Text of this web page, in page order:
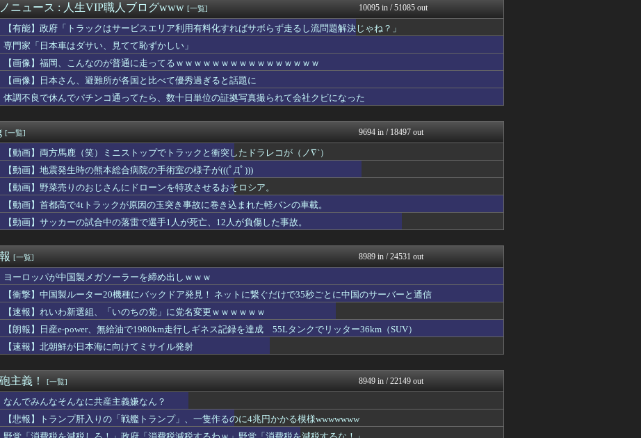
身強調の「過激すぎる三角水着」公開でネットざわつき
がーるずレポート - ガー...
少年ジャンプさん、最大発行部数653万部から急降下でついに100...
フィルダースチョイス
ゆうか（元・小倉優香）が水着グラビア復帰ｗｗｗｗｗ
【サッカー まとめ】サカラ...
製造販売している川上産業、「プチプチ株式会社」に社名変更
子のバスト一覧ｗｗｗｗｗｗｗｗｗｗｗｗwｗｗｗｗ
芸能人の気になる噂
シー女優・三浦恵理子、全裸ナマ乳がHすぎる
芸能人の気になる噂
から質問は聞くよ
男は救われない」ってのに女がブチ切れた理由ｗｗｗｗ
キスログ
美肌のTikToker可愛すぎｗｗｗｗｗ
芸能人の気になる噂
の風俗事情をご覧くださいｗｗｗｗｗｗｗｗｗｗwwww
バズッター速報
キンキンに冷えてやがる！
ハロン棒ch
たのに無断でごっそり持っていくのはダメだろう
奥様は鬼女-DQN返しまと...
お金こまめてきます」って言っちゃったときに同僚から嫌味を言われた...
士の引退後の姿に世界が騒然！←「これは素晴らしい！」（海外の反応...
ンってぶどうジュースの上位互換なんやろなぁ」
VIPPER速報
ん、巨乳美少女を出してしまうｗｗ
げぇ速
ってしまったらこうなるwww
米の円買い協調介入は｢一時しのぎに過ぎない｣｢財政政策､金融政策...
歴史、ついに『崩壊』してしまう・・・・・
NEWSまとめもりー｜2c...
イアーゲーム- 第17話 感想：秋山さんの逆転の策がバ... アニメつぶやき速報‼︎
ニュース : 人生VIP職人ブログwww [一覧] 10095 in / 51085 out
【有能】政府「トラックはサービスエリア利用有料化すればサボらず走るし流問題解決じゃね？」
専門家「日本車はダサい、見てて恥ずかしい」
【画像】福岡、こんなのが普通に走ってるｗｗｗｗｗｗｗｗｗｗｗｗｗｗｗｗ
【画像】日本さん、避難所が各国と比べて優秀過ぎると話題に
体調不良で休んでパチンコ通ってたら、数十日単位の証拠写真撮られて会社クビになった
[一覧] 9694 in / 18497 out
【動画】両方馬鹿（笑）ミニストップでトラックと衝突したドラレコが（ノ∇`）
【動画】地震発生時の熊本総合病院の手術室の様子が(((ﾟДﾟ)))
【動画】野菜売りのおじさんにドローンを特攻させるおそロシア。
【動画】首都高で4tトラックが原因の玉突き事故に巻き込まれた軽バンの車載。
【動画】サッカーの試合中の落雷で選手1人が死亡、12人が負傷した事故。
[一覧] 8989 in / 24531 out
ヨーロッパが中国製メガソーラーを締め出しｗｗｗ
【衝撃】中国製ルーター20機種にバックドア発見！ ネットに繋ぐだけで35秒ごとに中国のサーバーと通信
【速報】れいわ新選組、「いのちの党」に党名変更ｗｗｗｗｗｗ
【朗報】日産e-power、無給油で1980km走行しギネス記録を達成 55Lタンクでリッター36km（SUV）
【速報】北朝鮮が日本海に向けてミサイル発射
主義！ [一覧] 8949 in / 22149 out
なんでみんなそんなに共産主義嫌なん？
【悲報】トランプ肝入りの「戦艦トランプ」、一隻作るのに4兆円かかる模様wwwwwww